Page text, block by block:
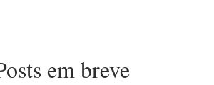
em breve